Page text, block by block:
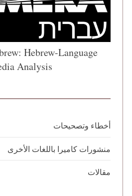
Hebrew-Language
Analysis
أخطاء وتصحيحات
منشورات كاميرا باللغات الأخرى
مقالات